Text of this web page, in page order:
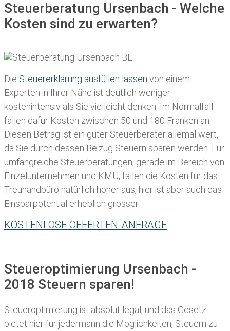
Steuerberatung Ursenbach - Welche
Kosten sind zu erwarten?
Die Steuererklärung ausfüllen lassen von einem
Experten in Ihrer Nähe ist deutlich weniger
kostenintensiv als Sie vielleicht denken. Im Normalfall
fallen dafür Kosten zwischen 50 und 180 Franken an.
Diesen Betrag ist ein guter Steuerberater allemal wert,
da Sie durch dessen Beizug Steuern sparen werden. Für
umfangreiche Steuerberatungen, gerade im Bereich von
Einzelunternehmen und KMU, fallen die Kosten für das
Treuhandbüro natürlich höher aus, hier ist aber auch das
Einsparpotential erheblich grösser.
KOSTENLOSE OFFERTEN-ANFRAGE
Steueroptimierung Ursenbach -
2018 Steuern sparen!
Steueroptimierung ist absolut legal, und das Gesetz
bietet hier für jedermann die Möglichkeiten, Steuern zu